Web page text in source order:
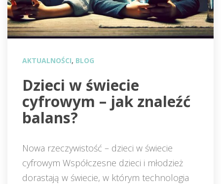
AKTUALNOŚCI, BLOG
Dzieci w świecie
cyfrowym – jak znaleźć
balans?
Nowa rzeczywistość – dzieci w świecie
cyfrowym Współczesne dzieci i młodzież
dorastają w świecie, w którym technologia